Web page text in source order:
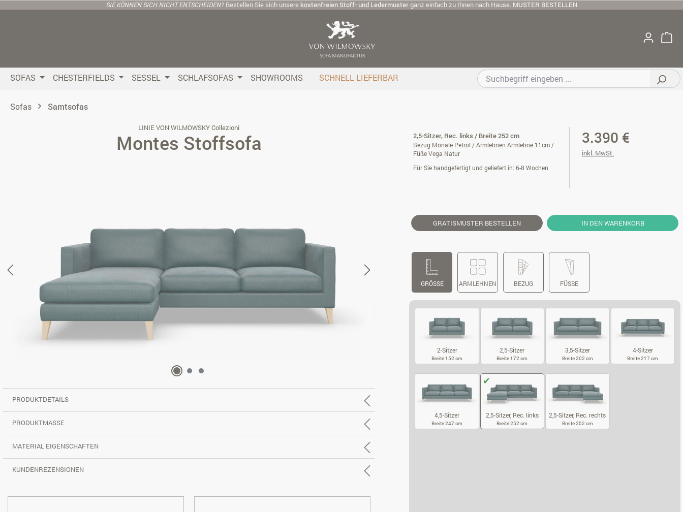
Hauptinhalt springen
Zur Suche springen
Zur Hauptnavigation springen
SIE KÖNNEN SICH NICHT ENTSCHEIDEN? Bestellen Sie sich unsere kostenfreien Stoff- und Ledermusterganz einfach zu Ihnen nach Hause. MUSTER BESTELLEN
SOFAS CHESTERFIELDS SESSEL SCHLAFSOFAS SHOWROOMS SCHNELL LIEFERBAR
Sofas Samtsofas
LINIE VON WILMOWSKY Collezioni
Montes Stoffsofa 2,5-Sitzer, Rec. links / Breite 252 cm
Bezug Monale Petrol / Armlehnen Armlehne 11cm /
Füße Vega Natur
Für Sie handgefertigt und geliefert in: 6-8 Wochen
3.390 €
inkl. MwSt.
GRATISMUSTER BESTELLEN IN DEN WARENKORB
GRÖSSE ARMLEHNEN BEZUG FÜSSE
2-Sitzer
Breite 152 cm
2,5-Sitzer
Breite 172 cm
3,5-Sitzer
Breite 202 cm
4-Sitzer
Breite 217 cm
4,5-Sitzer
Breite 247 cm
2,5-Sitzer, Rec. links
Breite 252 cm
2,5-Sitzer, Rec. rechts
Breite 252 cm
PRODUKTDETAILS
PRODUKTMASSE
MATERIAL EIGENSCHAFTEN
KUNDENREZENSIONEN